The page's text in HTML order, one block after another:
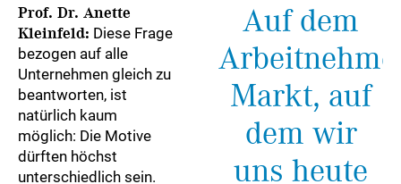
Auf dem
Markt, auf
dem wir
uns heute
Prof. Dr. Anette
Kleinfeld: Diese Frage
bezogen auf alle
Unternehmen gleich zu
beantworten, ist
natürlich kaum
möglich: Die Motive
dürften höchst
unterschiedlich sein.